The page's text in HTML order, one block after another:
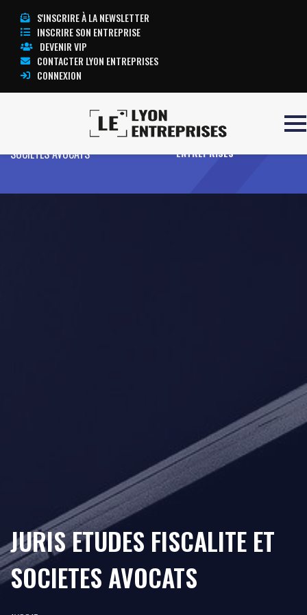
S'INSCRIRE À LA NEWSLETTER
INSCRIRE SON ENTREPRISE
DEVENIR VIP
CONTACTER LYON ENTREPRISES
CONNEXION
JURIS ETUDES FISCALITE ET
SOCIETES AVOCATS
TOUTE L’ACTUALITÉ LYON
ENTREPRISES
JURIS ETUDES FISCALITE ET
SOCIETES AVOCATS